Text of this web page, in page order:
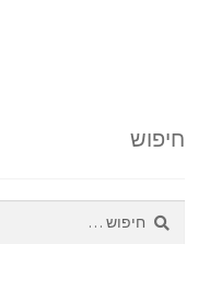
חיפוש
חיפוש: